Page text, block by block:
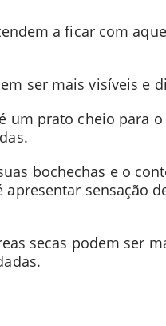
a ficar com
ser mais visíveis e
um prato cheio para
bochechas e o
sensação
secas podem ser